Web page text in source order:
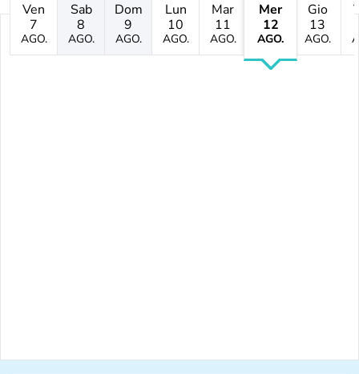
Ven
7
AGO.
Sab
8
AGO.
Dom
9
AGO.
Lun
10
AGO.
Mar
11
AGO.
Mer
12
AGO.
Gio
13
AGO.